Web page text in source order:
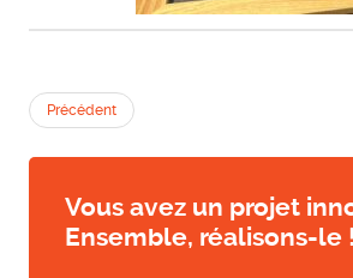
Précédent
Vous avez un projet
Ensemble, réalisons-le !